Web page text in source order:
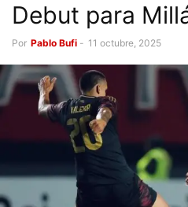
Debut para
Por Pablo Bufi - 11 octubre, 2025